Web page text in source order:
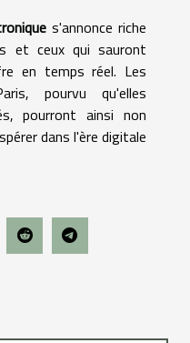
s'annonce riche
et ceux qui sauront
en temps réel. Les
pourvu qu'elles
pourront ainsi non
dans l'ère digitale